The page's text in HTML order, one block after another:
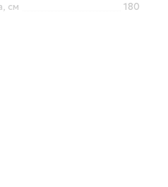
см
180